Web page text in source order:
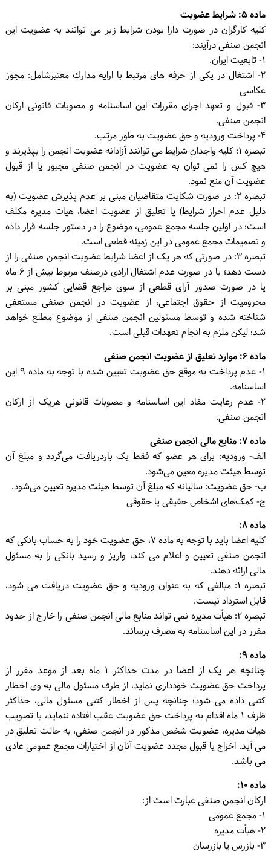
ماده ۵: شرایط عضویت
کلیه کارگران در صورت دارا بودن شرایط زیر می توانند به عضویت این
انجمن صنفی درآیند:
۱- تابعیت ایران.
۲- اشتغال در یکی از حرفه های مرتبط با ارایه مدارك معتبرشامل: مجوز
عکاسی
۳- قبول و تعهد اجرای مقررات این اساسنامه و مصوبات قانونی ارکان
انجمن صنفی.
۴- پرداخت ورودیه و حق عضویت به طور مرتب.
تبصره ۱: کلیه واجدان شرایط می توانند آزادانه عضویت انجمن را بپذیرند و
هیچ کس را نمی توان به عضویت در انجمن صنفی مجبور یا از قبول
عضویت آن منع نمود.
تبصره ۲: در صورت شکایت متقاضیان مبنی بر عدم پذیرش عضویت (به
دلیل عدم احراز شرایط) یا تعلیق از عضویت اعضا، هیات مدیره مکلف
است؛ در اولین جلسه مجمع عمومی، موضوع را در دستور جلسه قرار داده
و تصمیمات مجمع عمومی در این زمینه قطعی است.
تبصره ۳: در صورتی که هر یک از اعضا شرایط عضویت انجمن صنفی را از
دست دهد؛ یا در صورت عدم اشتغال ارادی درصنف مربوط بیش از ۶ ماه
یا در صورت صدور آرای قطعی از سوی مراجع قضایی کشور مبنی بر
محرومیت از حقوق اجتماعی، از عضویت در انجمن صنفی مستعفی
شناخته شده و توسط مسئولین انجمن صنفی از موضوع مطلع خواهد
شد؛ لیکن ملزم به انجام تعهدات قبلی است.
ماده ۶: موارد تعلیق از عضویت انجمن صنفی
۱- عدم پرداخت به موقع حق عضویت تعیین شده با توجه به ماده ۹ این
اساسنامه.
۲- عدم رعایت مفاد این اساسنامه و مصوبات قانونی هریک از ارکان
انجمن صنفی.
ماده ۷: منابع مالی انجمن صنفی
الف- ورودیه: برای هر عضو که فقط یک باردریافت می‌گردد و مبلغ آن
توسط هیئت مدیره معین می‌شود.
ب- حق عضویت: سالیانه که مبلغ آن توسط هیئت مدیره تعیین می‌شود.
ج- کمک‌های اشخاص حقیقی یا حقوقی
ماده ۸:
کلیه اعضا باید با توجه به ماده ۷، حق عضویت خود را به حساب بانکی که
انجمن صنفی تعیین و اعلام می کند، واریز و رسید بانکی را به مسئول
مالی ارائه دهند.
تبصره ۱: مبالغی که به عنوان ورودیه و حق عضویت دریافت می شود،
قابل استرداد نیست.
تبصره ۲: هیأت مدیره نمی تواند منابع مالی انجمن صنفی را خارج از حدود
مقرر در این اساسنامه به مصرف برساند.
ماده ۹:
چنانچه هر یک از اعضا در مدت حداکثر ۱ ماه بعد از موعد مقرر از
پرداخت حق عضویت خودداری نماید، از طرف مسئول مالی به وی اخطار
کتبی داده می شود؛ چنانچه پس از اخطار کتبی مسئول مالی، حداکثر
ظرف ۱ ماه اقدام به پرداخت حق عضویت عقب افتاده ننماید، با تصویب
هیات مدیره، عضویت شخص مذکور در انجمن صنفی، به حالت تعلیق در
می آید. اخراج یا قبول مجدد عضویت آنان از اختیارات مجمع عمومی عادی
می باشد.
ماده ۱۰:
ارکان انجمن صنفی عبارت است از:
۱- مجمع عمومی
۲- هیأت مدیره
۳- بازرس یا بازرسان